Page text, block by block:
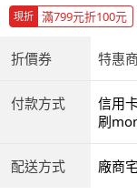
現折 滿799元折100元
折價券 特惠
付款方式
信用
商付
刷
配送方式 廠商